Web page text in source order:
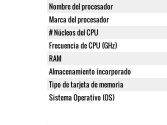
Nombre del procesador
Marca del procesador
# Núcleos del CPU
Frecuencia de CPU (GHz)
RAM
Almacenamiento incorporado
Tipo de tarjeta de memoria
Sistema Operativo (OS)